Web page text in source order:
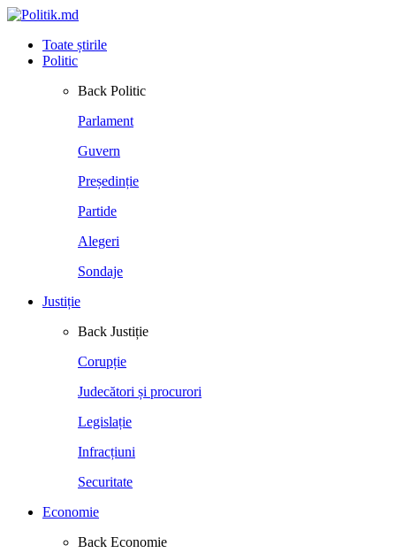
Toate știrile
Politic
Back Politic
Parlament
Guvern
Președinție
Partide
Alegeri
Sondaje
Justiție
Back Justiție
Corupție
Judecători și procurori
Legislație
Infracțiuni
Securitate
Economie
Back Economie